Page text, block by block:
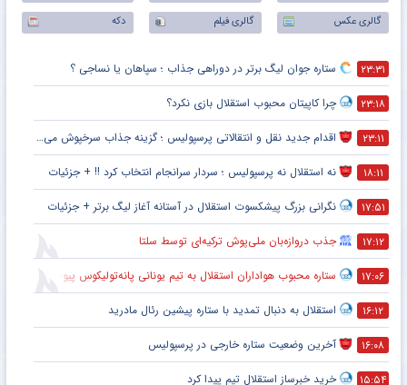
گالری عکس
گالری فیلم دکه
۲۳:۳۱ ستاره جوان لیگ برتر در دوراهی جذاب ؛ سپاهان یا نساجی ؟
۲۳:۱۸ چرا کاپیتان محبوب استقلال بازی نکرد؟
۲۳:۱۱ اقدام جدید نقل و انتقالاتی پرسپولیس ؛ گزینه جذاب سرخپوش می شود؟
۱۸:۱۱ نه استقلال نه پرسپولیس ؛ سردار سرانجام انتخاب کرد !! + جزئیات
۱۷:۵۱ نگرانی بزرگ پیشکسوت استقلال در آستانه آغاز لیگ برتر + جزئیات
۱۷:۱۲ جذب دروازه‌بان ملی‌پوش ترکیه‌ای توسط سلتا
۱۷:۰۶ ستاره محبوب هواداران استقلال به تیم یونانی پانه‌تولیکوس پیوست
۱۶:۱۲ استقلال به دنبال تمدید با ستاره پیشین رئال مادرید
۱۶:۰۸ آخرین وضعیت ستاره خارجی در پرسپولیس
۱۵:۵۴ خرید خبرساز استقلال تیم پیدا کرد